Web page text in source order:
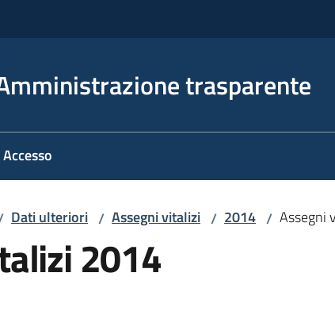
trasparente
Accesso
Dati ulteriori / Assegni vitalizi / 2014 / Assegni
2014